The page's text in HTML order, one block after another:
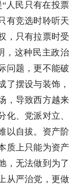
人民只有在投票
有竞选时聆听天
，只有拉票时受
，这种民主政治
问题，更不能破
了摆设与装饰，
，导致西方越来
化、党派对立、
以自拔。资产阶
质上只能为资产
，无法做到为了
从严治党，更做